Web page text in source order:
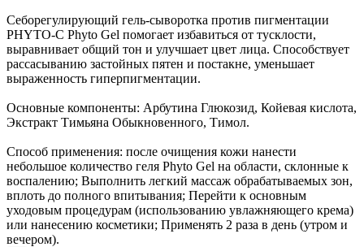
Себорегулирующий гель-сыворотка против пигментации
PHYTO-C Phyto Gel помогает избавиться от тусклости,
выравнивает общий тон и улучшает цвет лица. Способствует
рассасыванию застойных пятен и постакне, уменьшает
выраженность гиперпигментации.
Основные компоненты: Арбутина Глюкозид, Койевая кислота,
Экстракт Тимьяна Обыкновенного, Тимол.
Способ применения: после очищения кожи нанести
небольшое количество геля Phyto Gel на области, склонные к
воспалению; Выполнить легкий массаж обрабатываемых зон,
вплоть до полного впитывания; Перейти к основным
уходовым процедурам (использованию увлажняющего крема)
или нанесению косметики; Применять 2 раза в день (утром и
вечером).